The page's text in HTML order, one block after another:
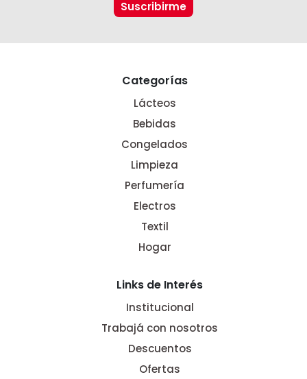
Categorías
Lácteos
Bebidas
Congelados
Limpieza
Perfumería
Electros
Textil
Hogar
Links de Interés
Institucional
Trabajá con nosotros
Descuentos
Ofertas